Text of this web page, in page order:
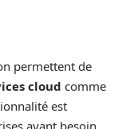
permettent de
cloud comme
est
ayant besoin